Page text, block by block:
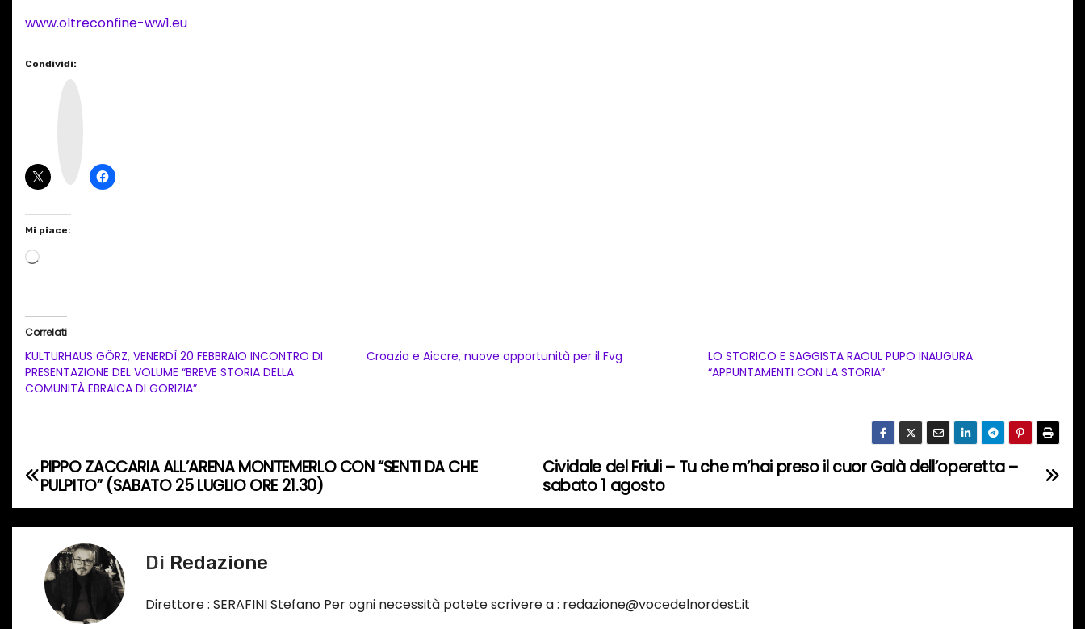
www.oltreconfine-ww1.eu
Condividi:
Mi piace:
C
a
m
t
o
i
n
o
Correlati
KULTURHAUS GÖRZ, VENERDÌ 20 FEBBRAIO INCONTRO DI
PRESENTAZIONE DEL VOLUME “BREVE STORIA DELLA
COMUNITÀ EBRAICA DI GORIZIA”
Croazia e Aiccre, nuove opportunità per il Fvg
LO STORICO E SAGGISTA RAOUL PUPO INAUGURA
“APPUNTAMENTI CON LA STORIA”
N
a
Cividale del Friuli – Tu che m’hai preso il cuor Galà dell’operetta –
sabato 1 agosto
PIPPO ZACCARIA ALL’ARENA MONTEMERLO CON “SENTI DA CHE
PULPITO” (SABATO 25 LUGLIO ORE 21.30)
Di Redazione
Direttore : SERAFINI Stefano Per ogni necessità potete scrivere a : redazione@vocedelnordest.it